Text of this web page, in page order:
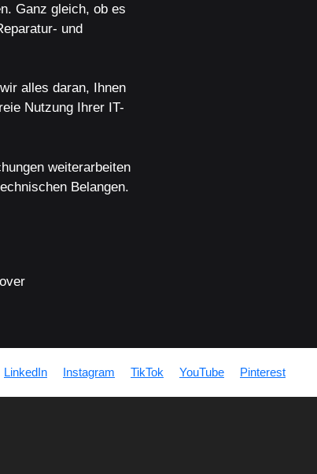
Ganz gleich, ob es
und
alles daran, Ihnen
Nutzung Ihrer IT-
weiterarbeiten
Belangen.
LinkedIn Instagram TikTok YouTube Pinterest